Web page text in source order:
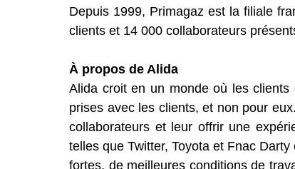
Depuis 1999, Primagaz est la filiale
clients et 14 000 collaborateurs
À propos de Alida
Alida croit en un monde où les
prises avec les clients, et non pour
collaborateurs et leur offrir une
telles que Twitter, Toyota et Fnac
fortes, de meilleures conditions de